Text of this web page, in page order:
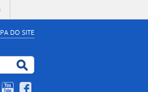
DO SITE
InstagramYouTube